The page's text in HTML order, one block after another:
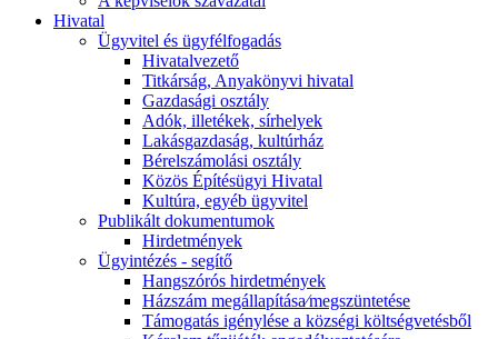
Hivatal
Ügyvitel és ügyfélfogadás
Hivatalvezető
Titkárság, Anyakönyvi hivatal
Gazdasági osztály
Adók, illetékek, sírhelyek
Lakásgazdaság, kultúrház
Bérelszámolási osztály
Közös Építésügyi Hivatal
Kultúra, egyéb ügyvitel
Publikált dokumentumok
Hirdetmények
Ügyintézés - segítő
Hangszórós hirdetmények
Házszám megállapítása⁄megszüntetése
Támogatás igénylése a községi költségvetésből